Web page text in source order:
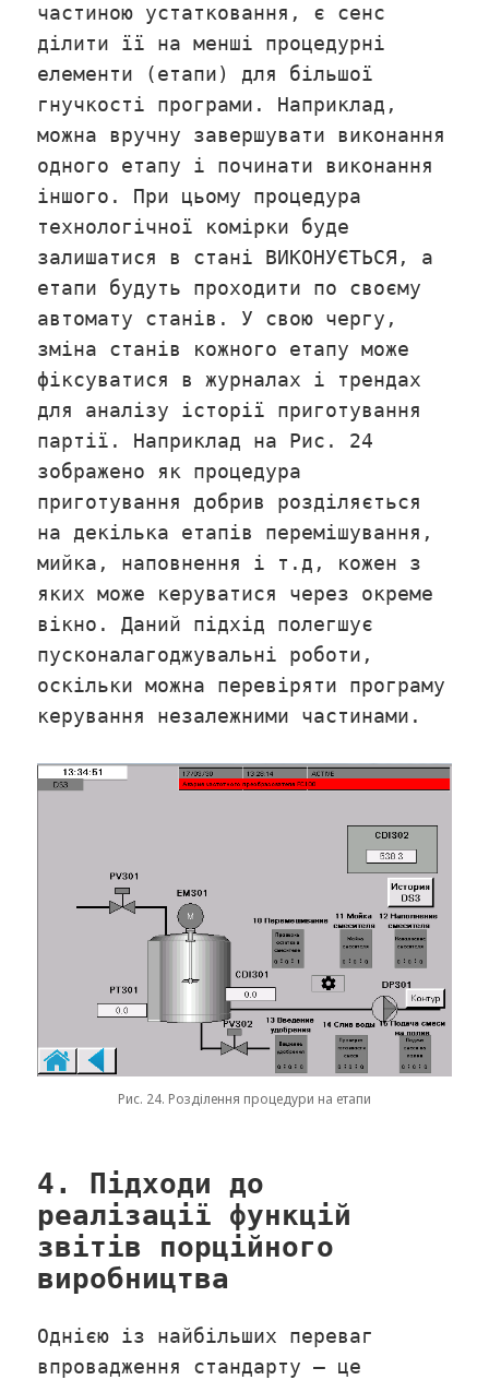
частиною устатковання, є сенс
ділити її на менші процедурні
елементи (етапи) для більшої
гнучкості програми. Наприклад,
можна вручну завершувати виконання
одного етапу і починати виконання
іншого. При цьому процедура
технологічної комірки буде
залишатися в стані ВИКОНУЄТЬСЯ, а
етапи будуть проходити по своєму
автомату станів. У свою чергу,
зміна станів кожного етапу може
фіксуватися в журналах і трендах
для аналізу історії приготування
партії. Наприклад на Рис. 24
зображено як процедура
приготування добрив розділяється
на декілька етапів перемішування,
мийка, наповнення і т.д, кожен з
яких може керуватися через окреме
вікно. Даний підхід полегшує
пусконалагоджувальні роботи,
оскільки можна перевіряти програму
керування незалежними частинами.
Рис. 24. Розділення процедури на етапи
4. Підходи до
реалізації функцій
звітів порційного
виробництва
Однією із найбільших переваг
впровадження стандарту – це